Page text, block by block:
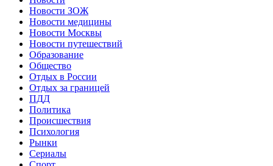
Новости ЗОЖ
Новости медицины
Новости Москвы
Новости путешествий
Образование
Общество
Отдых в России
Отдых за границей
ПДД
Политика
Происшествия
Психология
Рынки
Сериалы